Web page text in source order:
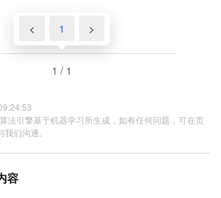
< 1 >
1 / 1
法引擎基于机器学习所生成，如有任何问题，可在页
们沟通。
容